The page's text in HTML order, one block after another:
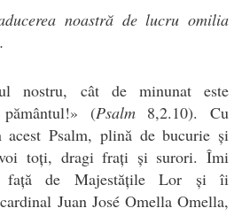
noastră de lucru omilia
nostru, cât de minunat este
(Psalm8,2.10). Cu
acest Psalm, plină de bucurie și
toți, dragi frați și surori. Îmi
față de Majestățile Lor și îi
Juan José Omella Omella,